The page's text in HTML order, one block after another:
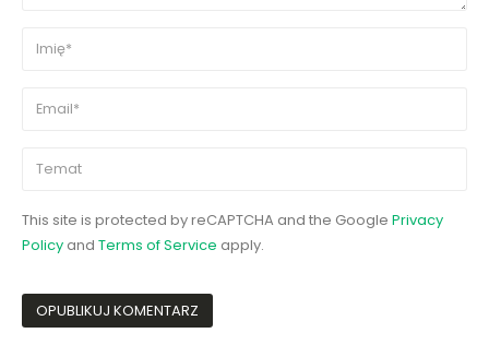
This site is protected by reCAPTCHA and the Google Privacy
Policy and Terms of Service apply.